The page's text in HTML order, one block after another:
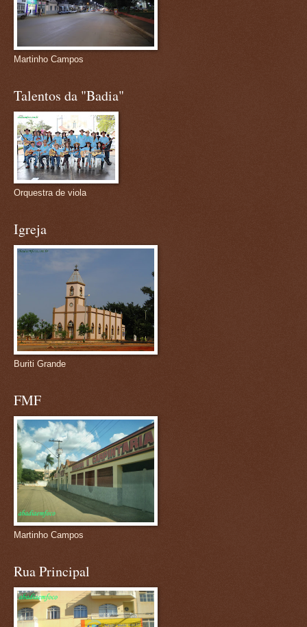
Martinho Campos
Talentos da "Badia"
Orquestra de viola
Igreja
Buriti Grande
FMF
Martinho Campos
Rua Principal